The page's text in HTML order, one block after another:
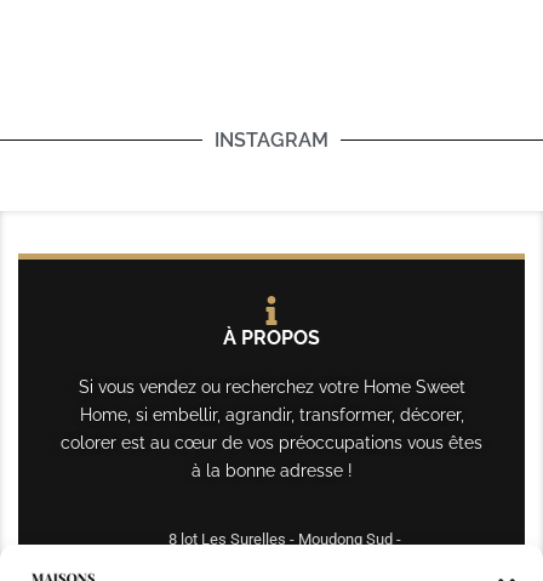
INSTAGRAM
À PROPOS
Si vous vendez ou recherchez votre Home Sweet
Home, si embellir, agrandir, transformer, décorer,
colorer est au cœur de vos préoccupations vous êtes
à la bonne adresse !
8 lot Les Surelles - Moudong Sud -